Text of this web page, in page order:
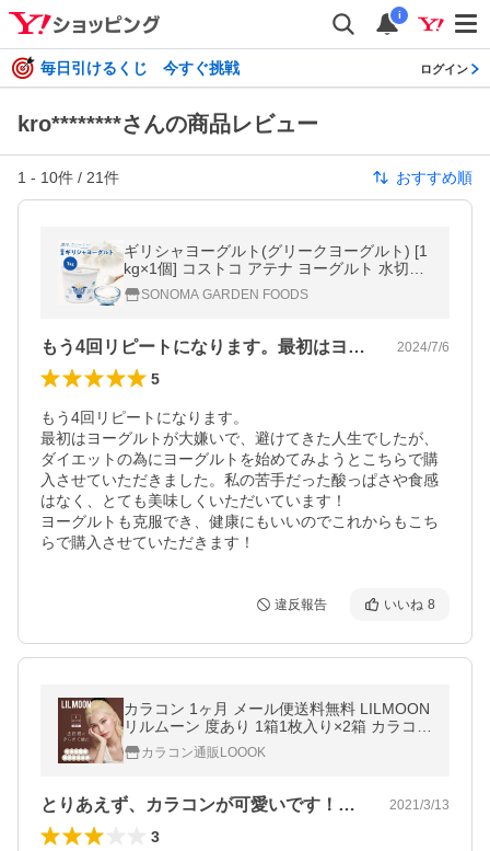
i
毎日引けるくじ 今すぐ挑戦 ログイン
kro********さんの商品レビュー
1 - 10件 / 21件 おすすめ順
ギリシャヨーグルト(グリークヨーグルト) [1
kg×1個] コストコ アテナ ヨーグルト 水切り
ヨーグルト costco ATHENA GREEK YOGUR
T(冷蔵便)
SONOMA GARDEN FOODS
もう4回リピートになります。最初はヨー… 2024/7/6
5
もう4回リピートになります。
最初はヨーグルトが大嫌いで、避けてきた人生でしたが、
ダイエットの為にヨーグルトを始めてみようとこちらで購
入させていただきました。私の苦手だった酸っぱさや食感
はなく、とても美味しくいただいています！
ヨーグルトも克服でき、健康にもいいのでこれからもこち
らで購入させていただきます！
違反報告 いいね 8
カラコン 1ヶ月 メール便送料無料 LILMOON
リルムーン 度あり 1箱1枚入り×2箱 カラコン
代引き・同梱・日時指定不可 人気
カラコン通販LOOOK
とりあえず、カラコンが可愛いです！でも… 2021/3/13
3